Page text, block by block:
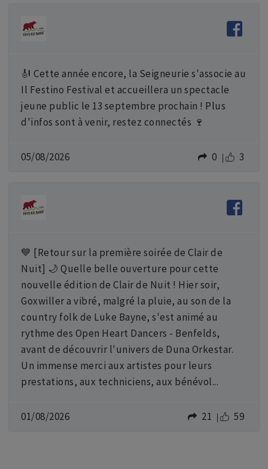
🎻 Cette année encore, la Seigneurie s'associe au
Il Festino Festival et accueillera un spectacle
jeune public le 13 septembre prochain ! Plus
d'infos sont à venir, restez connectés 🍷
05/08/2026 3
0
💙 [Retour sur la première soirée de Clair de
Nuit] 🌙 Quelle belle ouverture pour cette
nouvelle édition de Clair de Nuit ! Hier soir,
Goxwiller a vibré, malgré la pluie, au son de la
country folk de Luke Bayne, s'est animé au
rythme des Open Heart Dancers - Benfelds,
avant de découvrir l'univers de Duna Orkestar.
Un immense merci aux artistes pour leurs
prestations, aux techniciens, aux bénévol...
01/08/2026 59
21